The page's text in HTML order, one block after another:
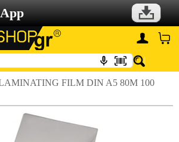
FILM DIN A5 80M 100